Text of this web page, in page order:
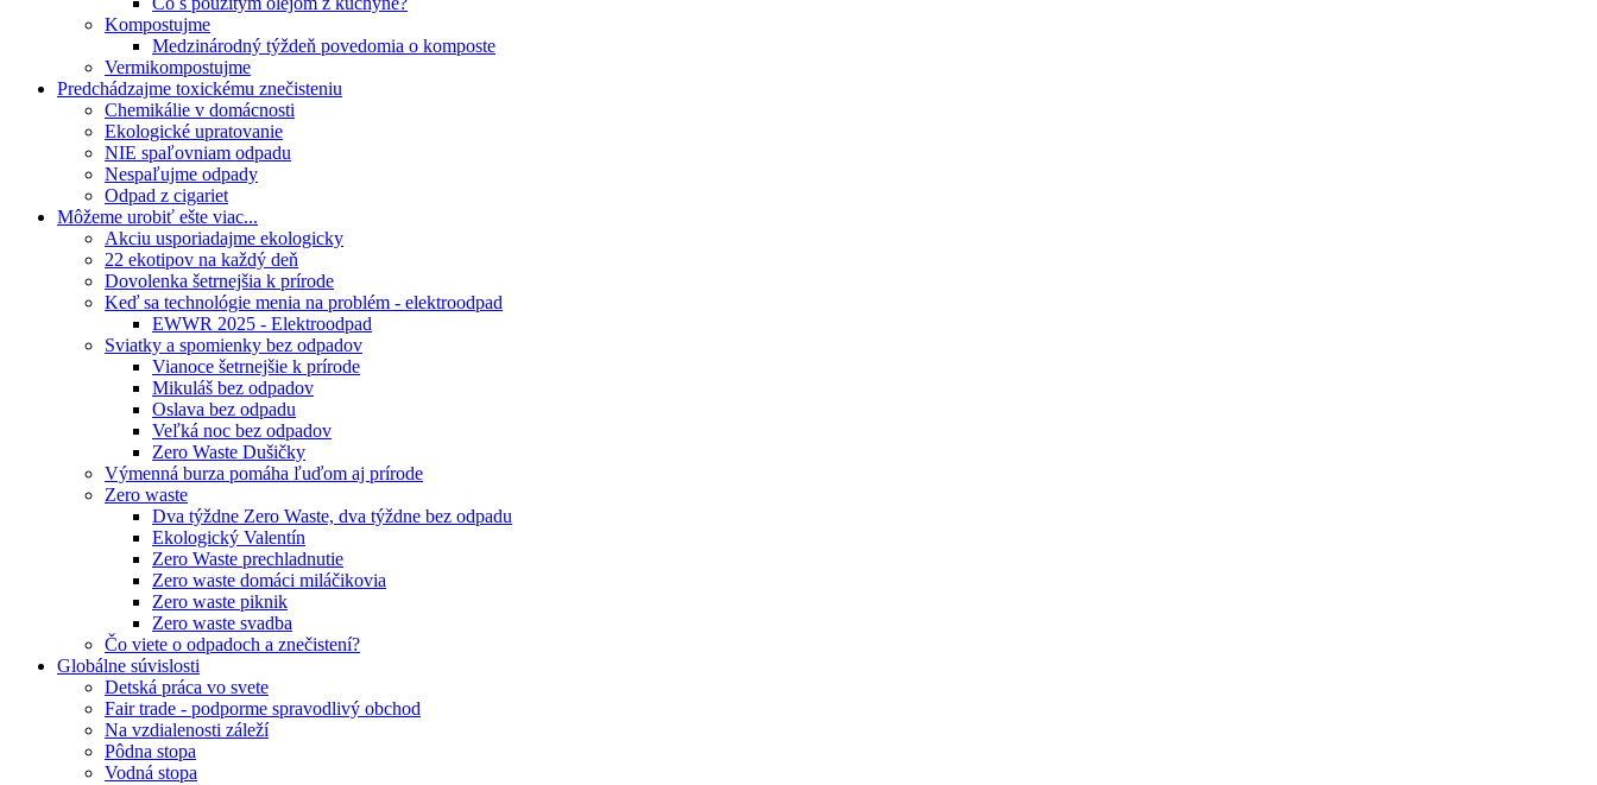
Kompostujme
Medzinárodný týždeň povedomia o komposte
Vermikompostujme
Predchádzajme toxickému znečisteniu
Chemikálie v domácnosti
Ekologické upratovanie
NIE spaľovniam odpadu
Nespaľujme odpady
Odpad z cigariet
Môžeme urobiť ešte viac...
Akciu usporiadajme ekologicky
22 ekotipov na každý deň
Dovolenka šetrnejšia k prírode
Keď sa technológie menia na problém - elektroodpad
EWWR 2025 - Elektroodpad
Sviatky a spomienky bez odpadov
Vianoce šetrnejšie k prírode
Mikuláš bez odpadov
Oslava bez odpadu
Veľká noc bez odpadov
Zero Waste Dušičky
Výmenná burza pomáha ľuďom aj prírode
Zero waste
Dva týždne Zero Waste, dva týždne bez odpadu
Ekologický Valentín
Zero Waste prechladnutie
Zero waste domáci miláčikovia
Zero waste piknik
Zero waste svadba
Čo viete o odpadoch a znečistení?
Globálne súvislosti
Detská práca vo svete
Fair trade - podporme spravodlivý obchod
Na vzdialenosti záleží
Pôdna stopa
Vodná stopa